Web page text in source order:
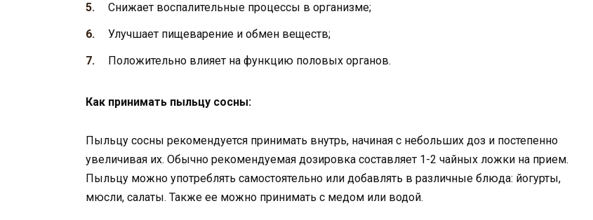
Снижает воспалительные процессы в организме;
Улучшает пищеварение и обмен веществ;
Положительно влияет на функцию половых органов.
Как принимать пыльцу сосны:
Пыльцу сосны рекомендуется принимать внутрь, начиная с небольших доз и постепенно
увеличивая их. Обычно рекомендуемая дозировка составляет 1-2 чайных ложки на прием.
Пыльцу можно употреблять самостоятельно или добавлять в различные блюда: йогурты,
мюсли, салаты. Также ее можно принимать с медом или водой.